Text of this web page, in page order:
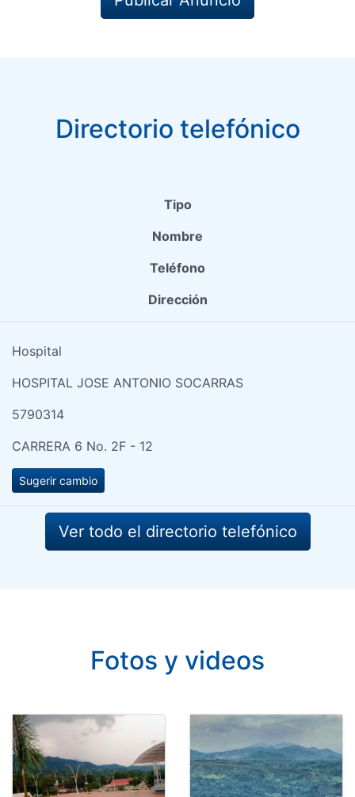
Directorio telefónico
Tipo
Nombre
Teléfono
Dirección
Hospital
HOSPITAL JOSE ANTONIO SOCARRAS
5790314
CARRERA 6 No. 2F - 12
Sugerir cambio
Ver todo el directorio telefónico
Fotos y videos